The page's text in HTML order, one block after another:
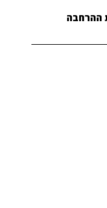
ההרחבה